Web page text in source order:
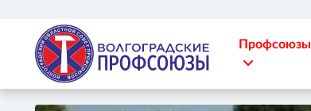
Профсоюзы